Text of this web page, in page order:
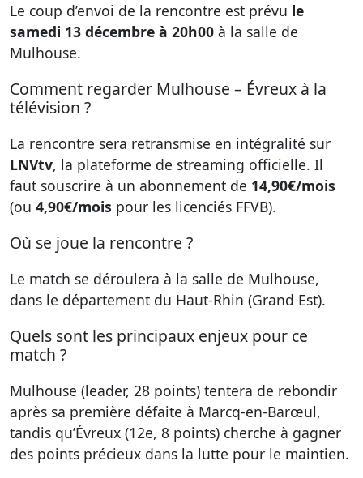
Le coup d’envoi de la rencontre est prévu le
samedi 13 décembre à 20h00 à la salle de
Mulhouse.
Comment regarder Mulhouse – Évreux à la
télévision ?
La rencontre sera retransmise en intégralité sur
LNVtv, la plateforme de streaming officielle. Il
faut souscrire à un abonnement de 14,90€/mois
(ou 4,90€/mois pour les licenciés FFVB).
Où se joue la rencontre ?
Le match se déroulera à la salle de Mulhouse,
dans le département du Haut-Rhin (Grand Est).
Quels sont les principaux enjeux pour ce
match ?
Mulhouse (leader, 28 points) tentera de rebondir
après sa première défaite à Marcq-en-Barœul,
tandis qu’Évreux (12e, 8 points) cherche à gagner
des points précieux dans la lutte pour le maintien.